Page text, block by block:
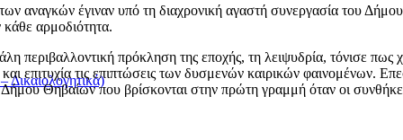
αναγκών έγιναν υπό τη διαχρονική αγαστή συνεργασία του
αρμοδιότητα.
πρόκληση της εποχής, τη λειψυδρία, τόνισε πως
και επιτυχία τις επιπτώσεις των δυσμενών καιρικών
Θηβαίων που βρίσκονται στην πρώτη γραμμή όταν οι